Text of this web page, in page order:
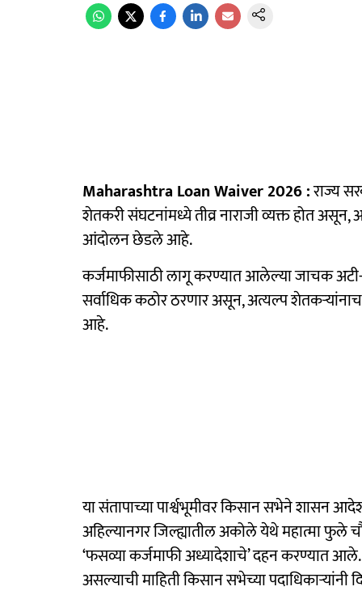
Maharashtra Loan Waiver 2026 :राज्य
शेतकरी संघटनांमध्ये तीव्र नाराजी व्यक्त होत असून,
आंदोलन छेडले आहे.
कर्जमाफीसाठी लागू करण्यात आलेल्या जाचक अटी-
सर्वाधिक कठोर ठरणार असून, अत्यल्प
आहे.
या संतापाच्या पार्श्वभूमीवर किसान सभेने
अहिल्यानगर जिल्ह्यातील अकोले येथे महात्मा फुले
‘फसव्या कर्जमाफी अध्यादेशाचे’ दहन करण्यात
असल्याची माहिती किसान सभेच्या पदाधिकाऱ्यांनी